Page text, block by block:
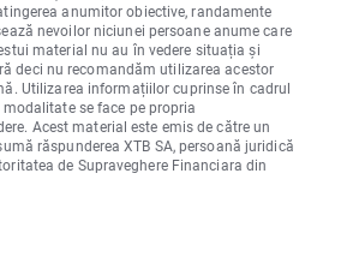
anumitor obiective, randamente
nevoilor niciunei persoane anume care
material nu au în vedere situația și
deci nu recomandăm utilizarea acestor
Utilizarea informațiilor cuprinse în cadrul
se face pe propria
Acest material este emis de către un
răspunderea XTB SA, persoană juridică
de Supraveghere Financiara din